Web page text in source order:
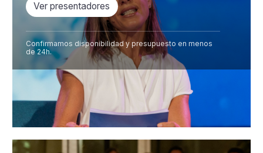
Ver presentadores
Confirmamos disponibilidad y presupuesto en menos
de 24h.